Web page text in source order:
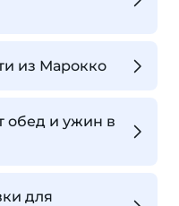
из Марокко
обед и ужин в
для